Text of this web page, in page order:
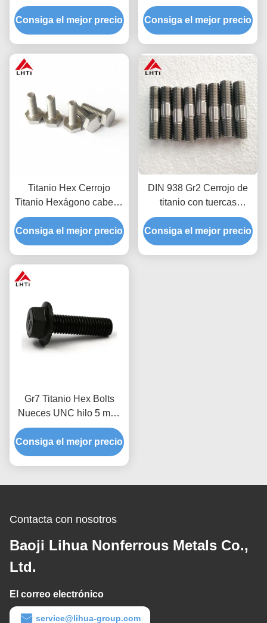
M12, anodizado,
sujetadores
Consiga el mejor precio
anodización de la cabeza
de hex. del titanio de M8
M10 M12
Consiga el mejor precio
Titanio Hex Cerrojo
Titanio Hexágono cabeza
de tapa Cerrojo
Consiga el mejor precio
DIN 938 Gr2 Cerrojo de
titanio con tuercas
hexagonales DIN 934
M14 M18 M20 resistente
a la corrosión por
Consiga el mejor precio
Gr7 Titanio Hex Bolts
Nueces UNC hilo 5 mm-
500 mm
Consiga el mejor precio
Contacta con nosotros
Baoji Lihua Nonferrous Metals Co.,
Ltd.
El correo electrónico
service@lihua-group.com